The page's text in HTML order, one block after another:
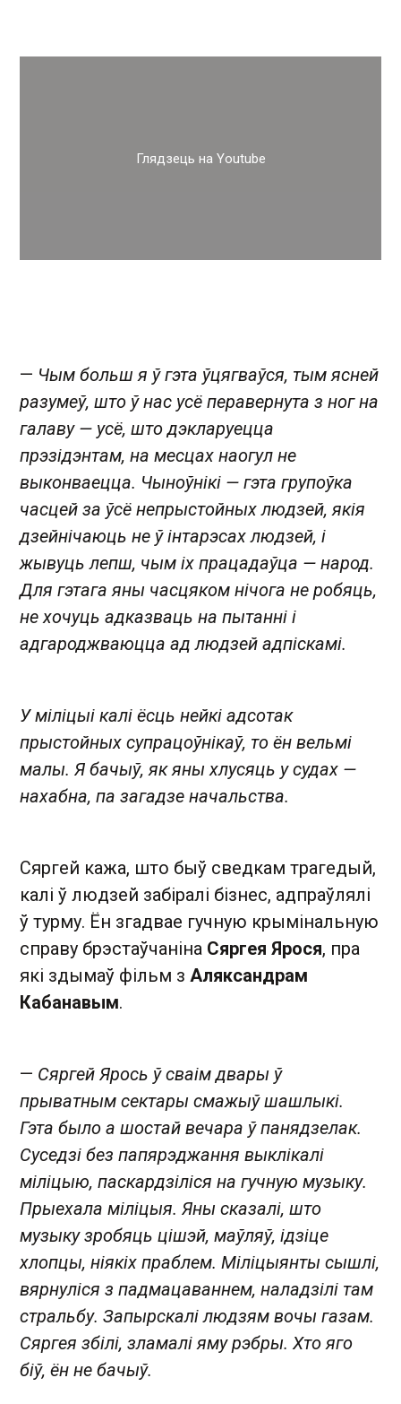
Глядзець на Youtube
— Чым больш я ў гэта ўцягваўся, тым ясней
разумеў, што ў нас усё перавернута з ног на
галаву — усё, што дэкларуецца
прэзідэнтам, на месцах наогул не
выконваецца. Чыноўнікі — гэта групоўка
часцей за ўсё непрыстойных людзей, якія
дзейнічаюць не ў інтарэсах людзей, і
жывуць лепш, чым іх працадаўца — народ.
Для гэтага яны часцяком нічога не робяць,
не хочуць адказваць на пытанні і
адгароджваюцца ад людзей адпіскамі.
У міліцыі калі ёсць нейкі адсотак
прыстойных супрацоўнікаў, то ён вельмі
малы. Я бачыў, як яны хлусяць у судах —
нахабна, па загадзе начальства.
Сяргей кажа, што быў сведкам трагедый,
калі ў людзей забіралі бізнес, адпраўлялі
ў турму. Ён згадвае гучную крымінальную
справу брэстаўчаніна Сяргея Ярося, пра
які здымаў фільм з Аляксандрам
Кабанавым.
— Сяргей Ярось ў сваім двары ў
прыватным сектары смажыў шашлыкі.
Гэта было а шостай вечара ў панядзелак.
Суседзі без папярэджання выклікалі
міліцыю, паскардзіліся на гучную музыку.
Прыехала міліцыя. Яны сказалі, што
музыку зробяць цішэй, маўляў, ідзіце
хлопцы, ніякіх праблем. Міліцыянты сышлі,
вярнуліся з падмацаваннем, наладзілі там
стральбу. Запырскалі людзям вочы газам.
Сяргея збілі, зламалі яму рэбры. Хто яго
біў, ён не бачыў.